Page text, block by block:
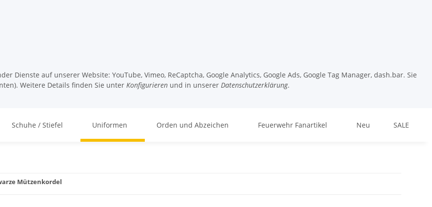
Dienste auf unserer Website: YouTube, Vimeo, ReCaptcha, Google Analytics, Google Ads, Google Tag Manager, dash.bar. Sie
Weitere Details finden Sie unter Konfigurieren und in unserer Datenschutzerklärung.
Schuhe / Stiefel Uniformen Orden und Abzeichen Feuerwehr Fanartikel Neu SALE
Mützenkordel